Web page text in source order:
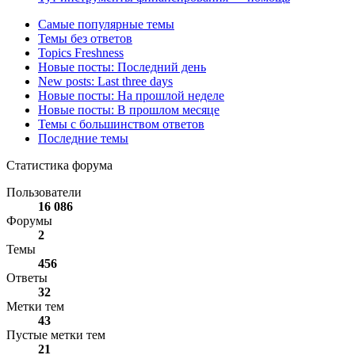
Самые популярные темы
Темы без ответов
Topics Freshness
Новые посты: Последний день
New posts: Last three days
Новые посты: На прошлой неделе
Новые посты: В прошлом месяце
Темы с большинством ответов
Последние темы
Статистика форума
Пользователи
16 086
Форумы
2
Темы
456
Ответы
32
Метки тем
43
Пустые метки тем
21